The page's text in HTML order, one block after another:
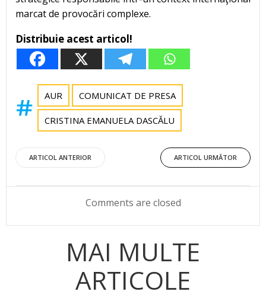
marcat de provocări complexe.
Distribuie acest articol!
AUR COMUNICAT DE PRESA
CRISTINA EMANUELA DASCĂLU
Post
navigation
ARTICOL ANTERIOR
Post
navigation
ARTICOL URMĂTOR
Comments are closed
MAI MULTE
ARTICOLE